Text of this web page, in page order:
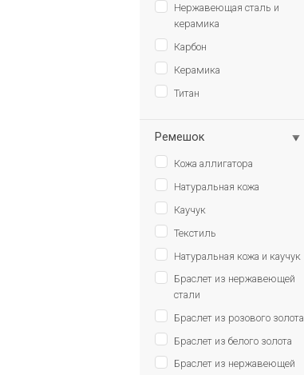
Нержавеющая сталь и
керамика
Карбон
Керамика
Титан
Ремешок
Кожа аллигатора
Натуральная кожа
Каучук
Текстиль
Натуральная кожа и каучук
Браслет из нержавеющей
стали
Браслет из розового золота
Браслет из белого золота
Браслет из нержавеющей